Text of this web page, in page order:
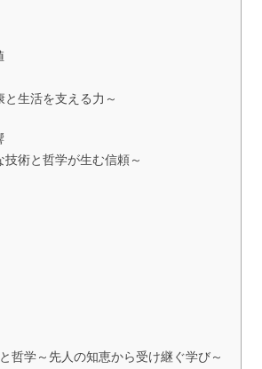
生活を支える力～
術と哲学が生む信頼～
哲学～先人の知恵から受け継ぐ学び～